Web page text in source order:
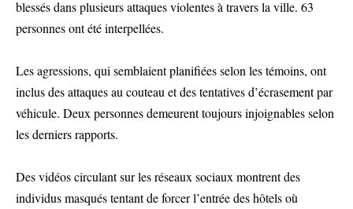
blessés dans plusieurs attaques violentes à travers la ville. 63
personnes ont été interpellées.
Les agressions, qui semblaient planifiées selon les témoins, ont
inclus des attaques au couteau et des tentatives d’écrasement par
véhicule. Deux personnes demeurent toujours injoignables selon
les derniers rapports.
Des vidéos circulant sur les réseaux sociaux montrent des
individus masqués tentant de forcer l’entrée des hôtels où